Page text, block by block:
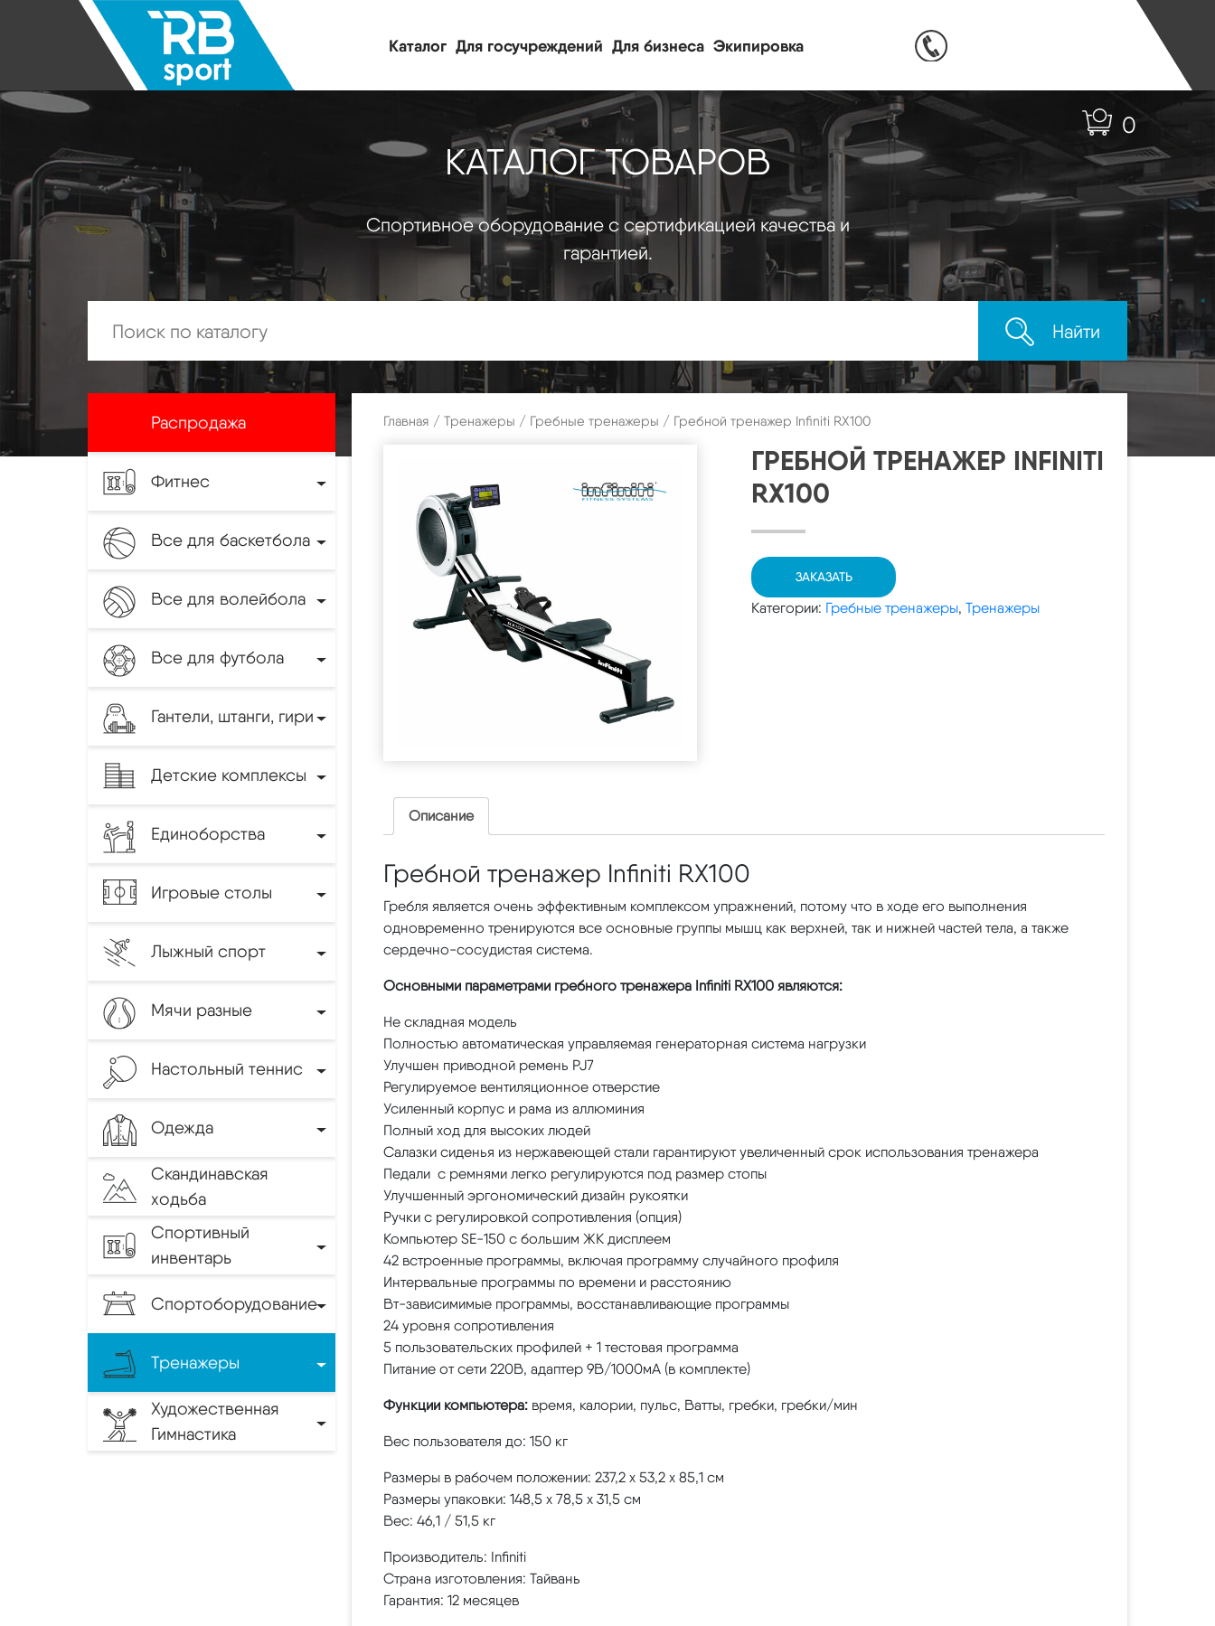
Каталог Для госучреждений Для бизнеса Экипировка
0
КАТАЛОГ ТОВАРОВ
Спортивное оборудование с сертификацией качества и
гарантией.
Найти
Распродажа
Фитнес
Все для баскетбола
Все для волейбола
Все для футбола
Гантели, штанги, гири
Детские комплексы
Единоборства
Игровые столы
Лыжный спорт
Мячи разные
Настольный теннис
Одежда
Скандинавская
ходьба
Спортивный
инвентарь
Спортоборудование
Тренажеры
Художественная
Гимнастика
Главная / Тренажеры / Гребные тренажеры / Гребной тренажер Infiniti RX100
ГРЕБНОЙ ТРЕНАЖЕР INFINITI
RX100
ЗАКАЗАТЬ
Категории: Гребные тренажеры, Тренажеры
Описание
Гребной тренажер Infiniti RX100
Гребля является очень эффективным комплексом упражнений, потому что в ходе его выполнения
одновременно тренируются все основные группы мышц как верхней, так и нижней частей тела, а также
сердечно-сосудистая система.
Основными параметрами гребного тренажера Infiniti RX100 являются:
Не складная модель
Полностью автоматическая управляемая генераторная система нагрузки
Улучшен приводной ремень PJ7
Регулируемое вентиляционное отверстие
Усиленный корпус и рама из аллюминия
Полный ход для высоких людей
Салазки сиденья из нержавеющей стали гарантируют увеличенный срок использования тренажера
Педали с ремнями легко регулируются под размер стопы
Улучшенный эргономический дизайн рукоятки
Ручки с регулировкой сопротивления (опция)
Компьютер SE-150 с большим ЖК дисплеем
42 встроенные программы, включая программу случайного профиля
Интервальные программы по времени и расстоянию
Вт-зависимимые программы, восстанавливающие программы
24 уровня сопротивления
5 пользовательских профилей + 1 тестовая программа
Питание от сети 220В, адаптер 9В/1000мA (в комплекте)
Функции компьютера: время, калории, пульс, Ватты, гребки, гребки/мин
Вес пользователя до: 150 кг
Размеры в рабочем положении: 237,2 х 53,2 х 85,1 см
Размеры упаковки: 148,5 х 78,5 х 31,5 см
Вес: 46,1 / 51,5 кг
Производитель: Infiniti
Страна изготовления: Тайвань
Гарантия: 12 месяцев